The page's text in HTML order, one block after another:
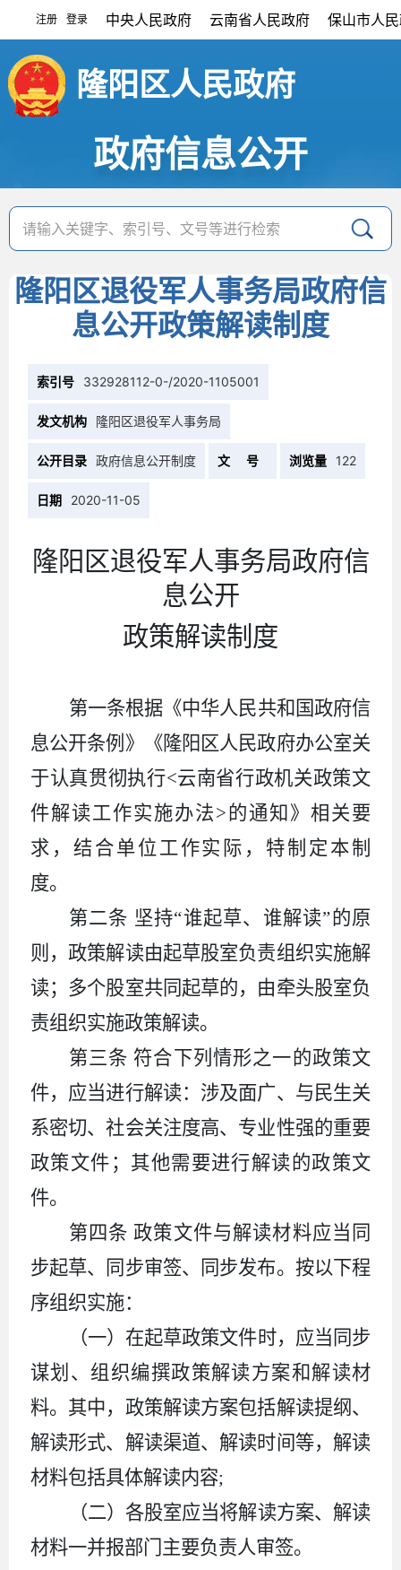
注册 登录 中央人民政府 云南省人民政府 保山市人
隆阳区人民政府
政府信息公开
隆阳区退役军人事务局政府信
息公开政策解读制度
索引号 332928112-0-/2020-1105001
发文机构 隆阳区退役军人事务局
公开目录 政府信息公开制度 文 号 浏览量 122
日期 2020-11-05
隆阳区退役军人事务局政府信
息公开
政策解读制度
第一条根据《中华人民共和国政府信
息公开条例》《隆阳区人民政府办公室关
于认真贯彻执行<云南省行政机关政策文
件解读工作实施办法>的通知》相关要
求，结合单位工作实际，特制定本制
度。
第二条 坚持“谁起草、谁解读”的原
则，政策解读由起草股室负责组织实施解
读；多个股室共同起草的，由牵头股室负
责组织实施政策解读。
第三条 符合下列情形之一的政策文
件，应当进行解读：涉及面广、与民生关
系密切、社会关注度高、专业性强的重要
政策文件；其他需要进行解读的政策文
件。
第四条 政策文件与解读材料应当同
步起草、同步审签、同步发布。按以下程
序组织实施：
（一）在起草政策文件时，应当同步
谋划、组织编撰政策解读方案和解读材
料。其中，政策解读方案包括解读提纲、
解读形式、解读渠道、解读时间等，解读
材料包括具体解读内容;
（二）各股室应当将解读方案、解读
材料一并报部门主要负责人审签。